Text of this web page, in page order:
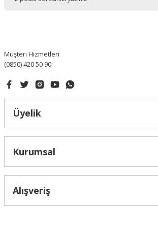
Müşteri Hizmetleri
(0850) 420 50 90
Üyelik
Kurumsal
Alışveriş